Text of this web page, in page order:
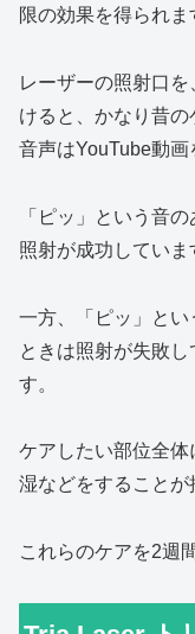
限の効果を得られま
レーザーの照射口
けると、かなり昔
音声はYouTube動画
「ピッ」という音
照射が成功していま
一方、「ピッ」と
ときは照射が失敗
す。
ケアしたい部位全
湿などをすることが
これらのケアを2週